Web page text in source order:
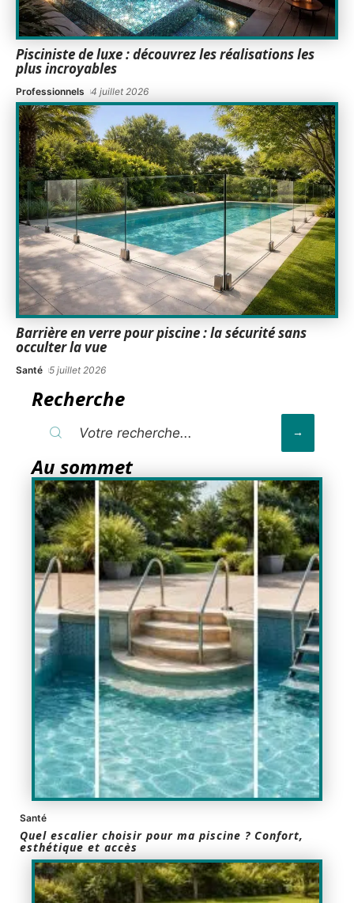
Pisciniste de luxe : découvrez les réalisations les
plus incroyables
Professionnels 4 juillet 2026
Barrière en verre pour piscine : la sécurité sans
occulter la vue
Santé 5 juillet 2026
Recherche
Au sommet
Santé
Quel escalier choisir pour ma piscine ? Confort,
esthétique et accès